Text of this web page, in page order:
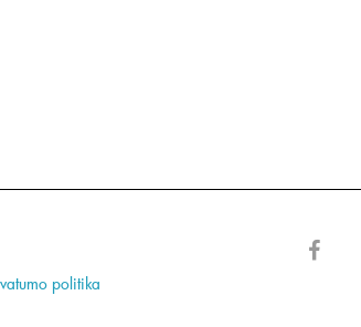
politika